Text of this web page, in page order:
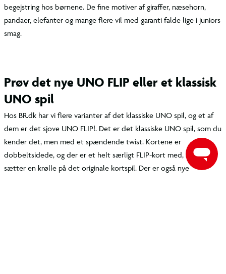
pandaer, elefanter og mange flere vil med garanti falde lige i juniors
smag.
Hos BR.dk har vi flere varianter af det klassiske UNO spil, og et af
dem er det sjove UNO FLIP!. Det er det klassiske UNO spil, som du
kender det, men med et spændende twist. Kortene er
dobbeltsidede, og der er et helt særligt FLIP-kort med, som
sætter en krølle på det originale kortspil. Der er også nye
actionkort, som giver spillet endnu flere muligheder, og det er
derfor det perfekte spil til familien, der er glad for det klassiske
UNO spil og gerne vil prøve en ny og mere kompliceret udgave af